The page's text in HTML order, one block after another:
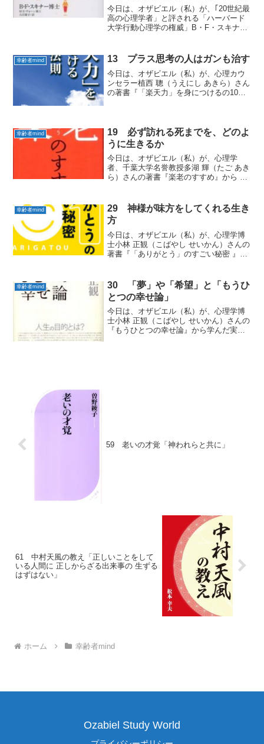
を送ること
今日は、オザビエル（私）が、｢20世紀最
高の心理学者」と評される「ハーバード
大学行動心理学の権威」B・F・スキナー
実践していきたい 「幸齢者mind」をお届
けします。１ ...
幸齢者mind 13 プラス思考の人はガンも治す
今日は、オザビエル（私）が、心理カウ
ンセラー植西 聰（うえにし あきら）さん
の著書『「楽天力」を身につけるの10の
学部で、ガン患者...
幸齢者mind
19 必ず訪れる死までを、どのよ
うに生きるか
今日は、オザビエル（私）が、心理学
者、千葉大学名誉教授多湖 輝（たご あき
ら）さんの著書『楽老のすすめ』から 実
「立つ鳥、後を濁さず」とは、日本人の
美徳の一つです。改...
幸齢者mind
29 神様が味方をしてくれる生き
方
今日は、オザビエル（私）が、心理学博
士小林 正観（こばやし せいかん）さんの
著書『「ありがとう」のすごい秘密 』か
100状態になること 私は、自分自身の死
ぬときを知ってい...
幸齢者mind
30 「夢」や「希望」と「もうひ
とつの幸せ論」
今日は、オザビエル（私）が、心理学博
士小林 正観（こばやし せいかん）さんの
『もうひとつの幸せ論』から学んだ実践
59 老いの才覚「神われらと共に」
61 中村天風の教え「正しいことをして
いる人間に 正しからざる出来事の 生ずる
はずはない」
ホーム 幸齢者mind
Ozabiel Study World